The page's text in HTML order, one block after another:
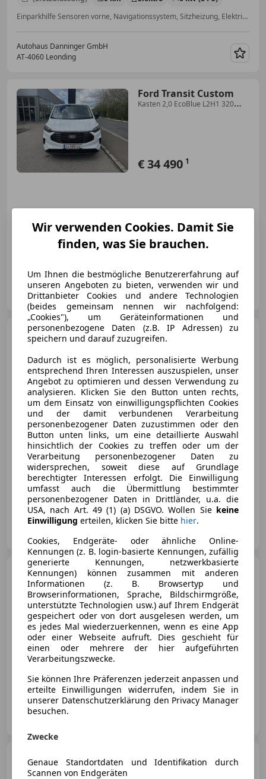
Einparkhilfe Sensoren vorne, Navigationssystem, Sitzheizung, Elektrische Fensterheber, Alufelgen, Standheizung, Getönte Scheiben, Fahrerairbag
Autohaus Danninger GmbH
AT-4060 Leonding
Ford Transit Custom
Kasten 2,0 EcoBlue L2H1 320
€ 34 490 1
30 000 km Diesel
100 kW (136 PS)
Autohaus Danninger GmbH
AT-4060 Leonding
Ford Tourneo Courier
1,0 EcoBoost Trend
€ 22 990
01/2026 5 000 km Benzin
92 kW (125 PS)
Autohaus Danninger GmbH
BYD Sealion 7
Excellence
Österreich Paket 91.5 kWh AWD
€ 43 980
03/2025 10 550 km Elektro 390 kW (530 PS)
Autohaus Danninger GmbH
Ford Kuga
2,0 TDCi Titanium
Powershift Aut.
Wir verwenden Cookies. Damit Sie
finden, was Sie brauchen.
Um Ihnen die bestmögliche Benutzererfahrung auf
unseren Angeboten zu bieten, verwenden wir und
Drittanbieter Cookies und andere Technologien
(beides gemeinsam nennen wir nachfolgend:
„Cookies"), um Geräteinformationen und
personenbezogene Daten (z.B. IP Adressen) zu
speichern und darauf zuzugreifen.
Dadurch ist es möglich, personalisierte Werbung
entsprechend Ihren Interessen auszuspielen, unser
Angebot zu optimieren und dessen Verwendung zu
analysieren. Klicken Sie den Button unten rechts,
um dem Einsatz von einwilligungspflichten Cookies
und der damit verbundenen Verarbeitung
personenbezogener Daten zuzustimmen oder den
Button unten links, um eine detaillierte Auswahl
hinsichtlich der Cookies zu treffen oder um der
Verarbeitung personenbezogener Daten zu
widersprechen, soweit diese auf Grundlage
berechtigter Interessen erfolgt. Die Einwilligung
umfasst auch die Übermittlung bestimmter
personenbezogener Daten in Drittländer, u.a. die
USA, nach Art. 49 (1) (a) DSGVO. Wollen Sie keine
Einwilligung erteilen, klicken Sie bitte hier.
Cookies, Endgeräte- oder ähnliche Online-
Kennungen (z. B. login-basierte Kennungen, zufällig
generierte Kennungen, netzwerkbasierte
Kennungen) können zusammen mit anderen
Informationen (z. B. Browsertyp und
Browserinformationen, Sprache, Bildschirmgröße,
unterstützte Technologien usw.) auf Ihrem Endgerät
gespeichert oder von dort ausgelesen werden, um
es jedes Mal wiederzuerkennen, wenn es eine App
oder einer Webseite aufruft. Dies geschieht für
einen oder mehrere der hier aufgeführten
Verarbeitungszwecke.
Sie können Ihre Präferenzen jederzeit anpassen und
erteilte Einwilligungen widerrufen, indem Sie in
unserer Datenschutzerklärung den Privacy Manager
besuchen.
Zwecke
Genaue Standortdaten und Identifikation durch
Scannen von Endgeräten